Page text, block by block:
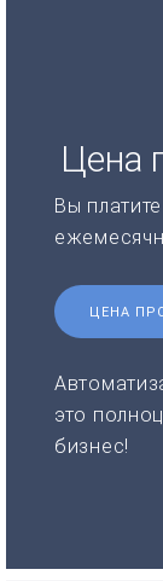
Цена
Вы
ЦЕНА
это
бизнес!